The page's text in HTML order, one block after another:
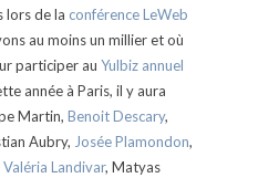
lors de la conférence LeWeb
au moins un millier et où
participer au Yulbiz annuel
année à Paris, il y aura
Martin, Benoit Descary,
Aubry, Josée Plamondon,
Valéria Landivar, Matyas